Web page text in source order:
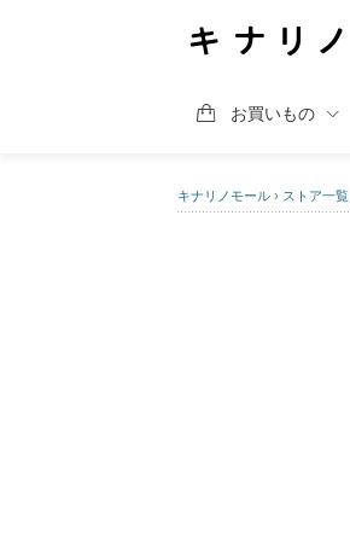
お買いもの
キナリノモール › ストア一覧